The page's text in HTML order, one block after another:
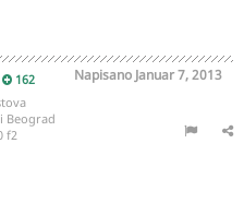
162 Napisano Januar 7, 2013
Beograd
f2